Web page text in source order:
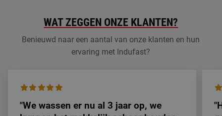
WAT ZEGGEN ONZE KLANTEN?
Benieuwd naar een aantal van onze klanten en hun
ervaring met Indufast?
"We wassen er nu al 3 jaar op, we